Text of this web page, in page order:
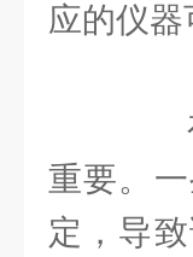
应的仪
在
重要。
定，导